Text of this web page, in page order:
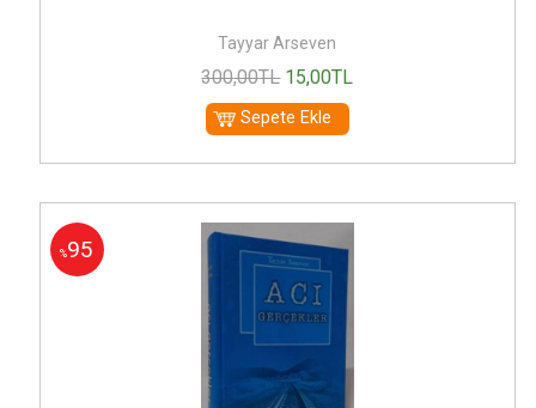
Tayyar Arseven
300,00TL 15,00TL
Sepete Ekle
%95